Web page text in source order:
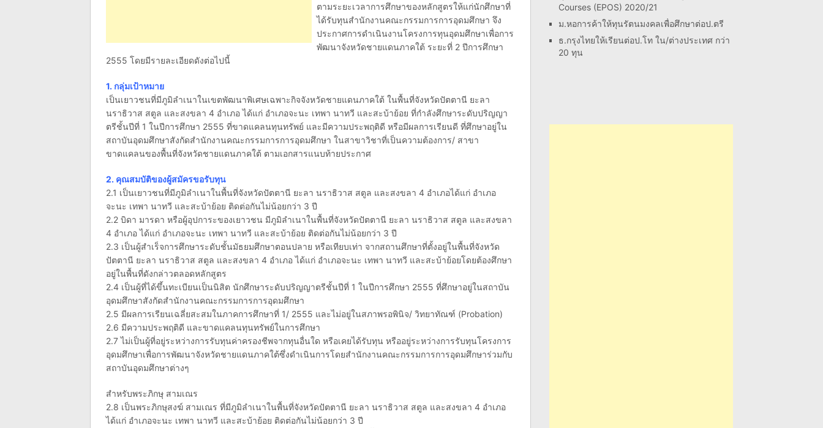
ตามระยะเวลาการศึกษาของหลักสูตรให้แก่นักศึกษาที่
ได้รับทุนสำนักงานคณะกรรมการการอุดมศึกษา จึง
ประกาศการดำเนินงานโครงการทุนอุดมศึกษาเพื่อการ
พัฒนาจังหวัดชายแดนภาคใต้ ระยะที่ 2 ปีการศึกษา
2555 โดยมีรายละเอียดดังต่อไปนี้
1. กลุ่มเป้าหมาย
เป็นเยาวชนที่มีภูมิลำเนาในเขตพัฒนาพิเศษเฉพาะกิจจังหวัดชายแดนภาคใต้ ในพื้นที่จังหวัดปัตตานี ยะลา
นราธิวาส สตูล และสงขลา 4 อำเภอ ได้แก่ อำเภอจะนะ เทพา นาทวี และสะบ้าย้อย ที่กำลังศึกษาระดับปริญญา
ตรีชั้นปีที่ 1 ในปีการศึกษา 2555 ที่ขาดแคลนทุนทรัพย์ และมีความประพฤติดี หรือมีผลการเรียนดี ที่ศึกษาอยู่ใน
สถาบันอุดมศึกษาสังกัดสำนักงานคณะกรรมการการอุดมศึกษา ในสาขาวิชาที่เป็นความต้องการ/ สาขา
ขาดแคลนของพื้นที่จังหวัดชายแดนภาคใต้ ตามเอกสารแนบท้ายประกาศ
2. คุณสมบัติของผู้สมัครขอรับทุน
2.1 เป็นเยาวชนที่มีภูมิลำเนาในพื้นที่จังหวัดปัตตานี ยะลา นราธิวาส สตูล และสงขลา 4 อำเภอได้แก่ อำเภอ
จะนะ เทพา นาทวี และสะบ้าย้อย ติดต่อกันไม่น้อยกว่า 3 ปี
2.2 บิดา มารดา หรือผู้อุปการะของเยาวชน มีภูมิลำเนาในพื้นที่จังหวัดปัตตานี ยะลา นราธิวาส สตูล และสงขลา
4 อำเภอ ได้แก่ อำเภอจะนะ เทพา นาทวี และสะบ้าย้อย ติดต่อกันไม่น้อยกว่า 3 ปี
2.3 เป็นผู้สำเร็จการศึกษาระดับชั้นมัธยมศึกษาตอนปลาย หรือเทียบเท่า จากสถานศึกษาที่ตั้งอยู่ในพื้นที่จังหวัด
ปัตตานี ยะลา นราธิวาส สตูล และสงขลา 4 อำเภอ ได้แก่ อำเภอจะนะ เทพา นาทวี และสะบ้าย้อยโดยต้องศึกษา
อยู่ในพื้นที่ดังกล่าวตลอดหลักสูตร
2.4 เป็นผู้ที่ได้ขึ้นทะเบียนเป็นนิสิต นักศึกษาระดับปริญญาตรีชั้นปีที่ 1 ในปีการศึกษา 2555 ที่ศึกษาอยู่ในสถาบัน
อุดมศึกษาสังกัดสำนักงานคณะกรรมการการอุดมศึกษา
2.5 มีผลการเรียนเฉลี่ยสะสมในภาคการศึกษาที่ 1/ 2555 และไม่อยู่ในสภาพรอพินิจ/ วิทยาทัณฑ์ (Probation)
2.6 มีความประพฤติดี และขาดแคลนทุนทรัพย์ในการศึกษา
2.7 ไม่เป็นผู้ที่อยู่ระหว่างการรับทุนค่าครองชีพจากทุนอื่นใด หรือเคยได้รับทุน หรืออยู่ระหว่างการรับทุนโครงการ
อุดมศึกษาเพื่อการพัฒนาจังหวัดชายแดนภาคใต้ซึ่งดำเนินการโดยสำนักงานคณะกรรมการการอุดมศึกษาร่วมกับ
สถาบันอุดมศึกษาต่างๆ
สำหรับพระภิกษุ สามเณร
2.8 เป็นพระภิกษุสงฆ์ สามเณร ที่มีภูมิลำเนาในพื้นที่จังหวัดปัตตานี ยะลา นราธิวาส สตูล และสงขลา 4 อำเภอ
ได้แก่ อำเภอจะนะ เทพา นาทวี และสะบ้าย้อย ติดต่อกันไม่น้อยกว่า 3 ปี
Courses (EPOS) 2020/21
ม.หอการค้าให้ทุนรัตนมงคลเพื่อศึกษาต่อป.ตรี
ธ.กรุงไทยให้เรียนต่อป.โท ใน/ต่างประเทศ กว่า
20 ทุน